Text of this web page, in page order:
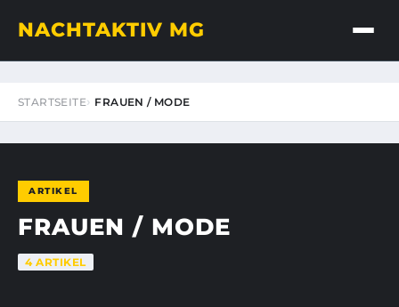
NACHTAKTIV MG
STARTSEITE FRAUEN / MODE
ARTIKEL
FRAUEN / MODE
4 ARTIKEL